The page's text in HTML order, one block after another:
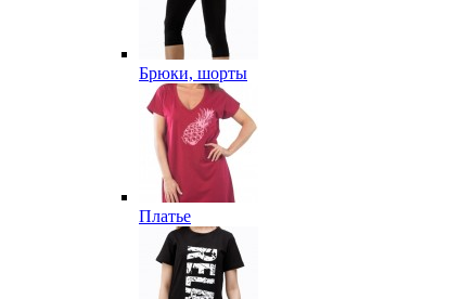
Брюки, шорты
Платье